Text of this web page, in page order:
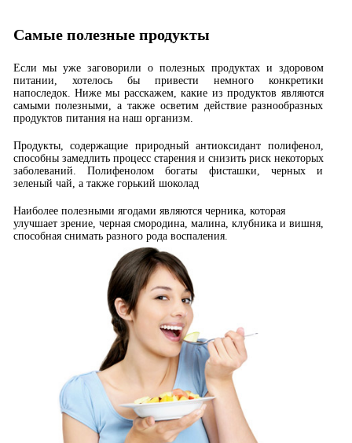
Самые полезные продукты
Если мы уже заговорили о полезных продуктах и здоровом
питании, хотелось бы привести немного конкретики
напоследок. Ниже мы расскажем, какие из продуктов являются
самыми полезными, а также осветим действие разнообразных
продуктов питания на наш организм.
Продукты, содержащие природный антиоксидант полифенол,
способны замедлить процесс старения и снизить риск некоторых
заболеваний. Полифенолом богаты фисташки, черных и
зеленый чай, а также горький шоколад
Наиболее полезными ягодами являются черника, которая
улучшает зрение, черная смородина, малина, клубника и вишня,
способная снимать разного рода воспаления.